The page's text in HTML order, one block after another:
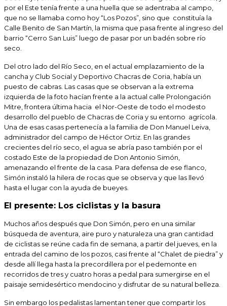
por el Este tenía frente a una huella que se adentraba al campo,
que no se llamaba como hoy “Los Pozos”, sino que constituía la
Calle Benito de San Martín, la misma que pasa frente al ingreso del
barrio “Cerro San Luis” luego de pasar por un badén sobre río
seco.
Del otro lado del Río Seco, en el actual emplazamiento de la
cancha y Club Social y Deportivo Chacras de Coria, había un
puesto de cabras. Las casas que se observan a la extrema
izquierda de la foto hacían frente a la actual calle Prolongación
Mitre, frontera última hacia el Nor-Oeste de todo el modesto
desarrollo del pueblo de Chacras de Coria y su entorno agrícola.
Una de esas casas pertenecía a la familia de Don Manuel Leiva,
administrador del campo de Héctor Ortiz. En las grandes
crecientes del río seco, el agua se abría paso también por el
costado Este de la propiedad de Don Antonio Simón,
amenazando el frente de la casa. Para defensa de ese flanco,
Simón instaló la hilera de rocas que se observa y que las llevó
hasta el lugar con la ayuda de bueyes.
El presente: Los ciclistas y la basura
Muchos años después que Don Simón, pero en una similar
búsqueda de aventura, aire puro y naturaleza una gran cantidad
de ciclistas se reúne cada fin de semana, a partir del jueves, en la
entrada del camino de los pozos, casi frente al “Chalet de piedra” y
desde allí llega hasta la precordillera por el pedemonte en
recorridos de tres y cuatro horas a pedal para sumergirse en el
paisaje semidesértico mendocino y disfrutar de su natural belleza.
Sin embargo los pedalistas lamentan tener que compartir los